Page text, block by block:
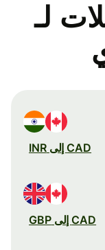
لـ
CAD إلى INR
CAD إلى GBP